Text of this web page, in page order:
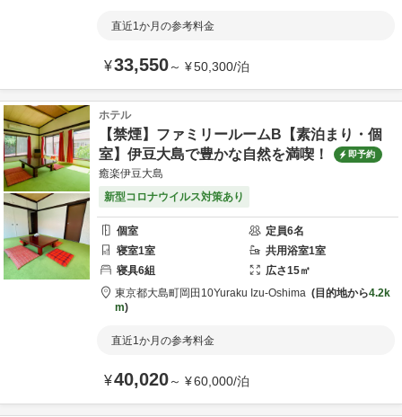
直近1か月の参考料金
¥33,550～ ¥50,300/泊
ホテル
【禁煙】ファミリールームB【素泊まり・個
室】伊豆大島で豊かな自然を満喫！
即予約
癒楽伊豆大島
新型コロナウイルス対策あり
個室 定員6名
寝室1室 共用浴室1室
寝具6組 広さ15㎡
東京都大島町岡田10Yuraku Izu-Oshima 目的地から4.2k
m
直近1か月の参考料金
¥40,020～ ¥60,000/泊